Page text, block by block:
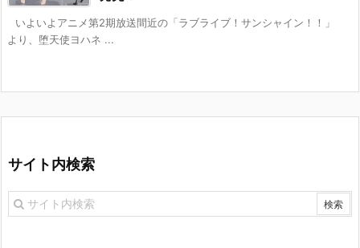
いよいよアニメ第2期放送間近の「ラブライブ！サンシャイン！！」
より、堕天使ヨハネ ...
サイト内検索